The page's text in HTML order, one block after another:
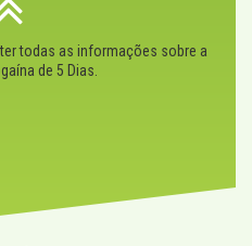
todas as informações sobre a
de 5 Dias.